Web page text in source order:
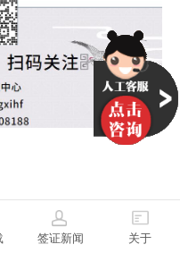
签证新闻 关于